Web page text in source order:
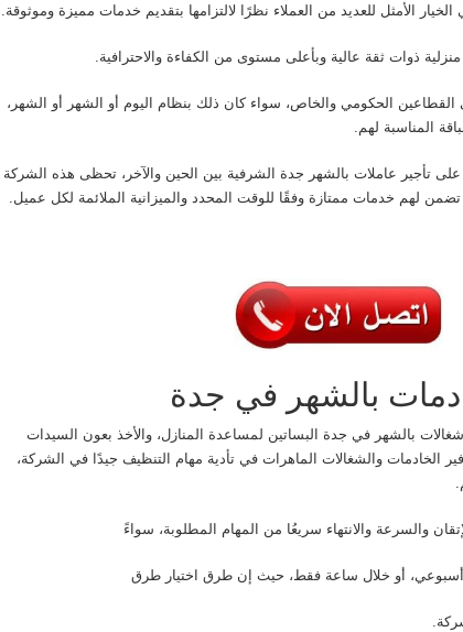
الأمثل للعديد من العملاء نظرًا لالتزامها بتقديم خدمات مميزة وموثوقة.
ذوات ثقة عالية وبأعلى مستوى من الكفاءة والاحترافية.
القطاعين الحكومي والخاص، سواء كان ذلك بنظام اليوم أو الشهر أو الشهر،
المناسبة لهم.
تأجير عاملات بالشهر جدة الشرفية بين الحين والآخر، تحظى هذه الشركة
لهم خدمات ممتازة وفقًا للوقت المحدد والميزانية الملائمة لكل عميل.
بالشهر في جدة
بالشهر في جدة البساتين لمساعدة المنازل، والأخذ بعون السيدات
الخادمات والشغالات الماهرات في تأدية مهام التنظيف جيدًا في الشركة،
والسرعة والانتهاء سريعُا من المهام المطلوبة، سواءً
أو خلال ساعة فقط، حيث إن طرق اختيار طرق